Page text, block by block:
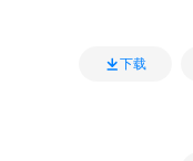
下载